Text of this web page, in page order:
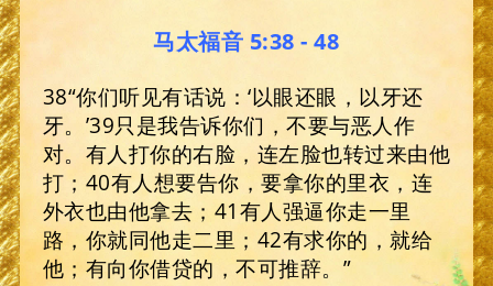
马太福音 5:38 - 48
38“你们听见有话说：‘以眼还眼，以牙还
牙。’39只是我告诉你们，不要与恶人作
对。有人打你的右脸，连左脸也转过来由他
打；40有人想要告你，要拿你的里衣，连
外衣也由他拿去；41有人强逼你走一里
路，你就同他走二里；42有求你的，就给
他；有向你借贷的，不可推辞。”